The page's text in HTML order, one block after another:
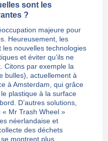
sont les
?
majeure pour
Heureusement, les
nouvelles technologies
et éviter qu’ils ne
Citons par exemple la
bulles), actuellement à
à Amsterdam, qui grâce
plastique à la surface
D’autres solutions,
Mr Trash Wheel »
néerlandaise et
des déchets
montrent plus